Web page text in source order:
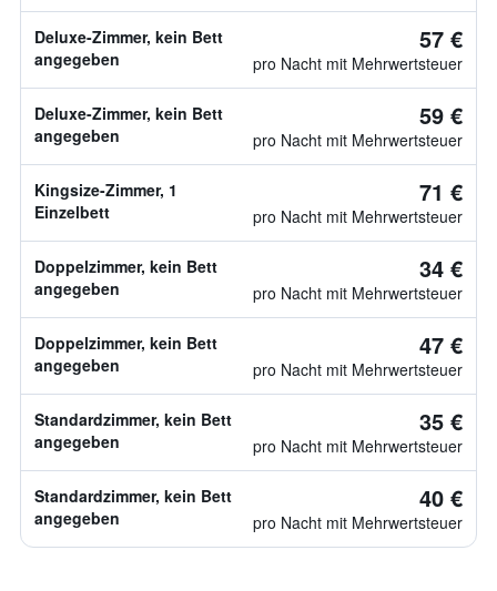
Deluxe-Zimmer, kein Bett
angegeben
57 €
pro Nacht mit Mehrwertsteuer
Deluxe-Zimmer, kein Bett
angegeben
59 €
pro Nacht mit Mehrwertsteuer
Kingsize-Zimmer, 1
Einzelbett
71 €
pro Nacht mit Mehrwertsteuer
Doppelzimmer, kein Bett
angegeben
34 €
pro Nacht mit Mehrwertsteuer
Doppelzimmer, kein Bett
angegeben
47 €
pro Nacht mit Mehrwertsteuer
Standardzimmer, kein Bett
angegeben
35 €
pro Nacht mit Mehrwertsteuer
Standardzimmer, kein Bett
angegeben
40 €
pro Nacht mit Mehrwertsteuer